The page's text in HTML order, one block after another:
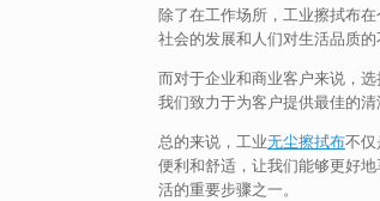
除了在工作场所，工业擦拭布
社会的发展和人们对生活品质
而对于企业和商业客户来说，
我们致力于为客户提供最佳的
总的来说，工业无尘擦拭布不
便利和舒适，让我们能够更好
活的重要步骤之一。